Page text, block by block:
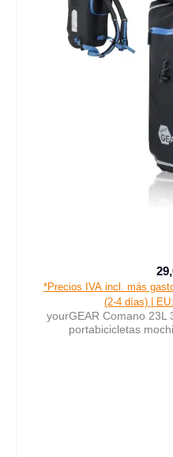
*Precios IVA incl. más
(2-4 días) |
yourGEAR Comano 23L
portabicicletas